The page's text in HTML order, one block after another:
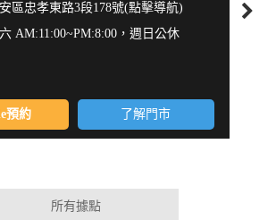
區忠孝東路3段178號(點擊導航)
AM:11:00~PM:8:00，週日公休
預約 了解門市
所有據點